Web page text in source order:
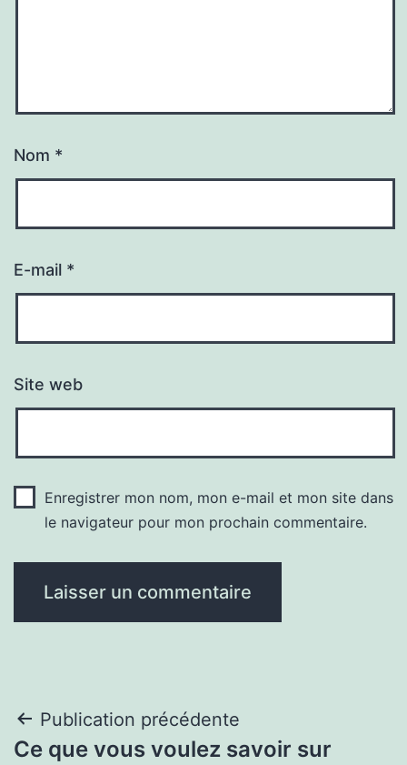
Nom *
E-mail *
Site web
Enregistrer mon nom, mon e-mail et mon site dans
le navigateur pour mon prochain commentaire.
Navigation
Publication précédente
Ce que vous voulez savoir sur